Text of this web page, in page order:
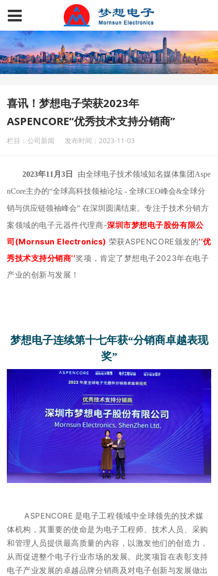
喜讯！梦想电子荣获2023年
ASPENCORE“优秀技术支持分销商”
栏目：公司新闻 发布时间：2023-11-03
2023年11 月3 日 由全球电子技术领域知名媒体集团 Aspe
nCore主办的“全球高科技领袖论坛 - 全球CEO峰会&全球分
销与供应链领袖峰会” 在深圳 圆满结束。 专注于技术分销方
案领域的电子元器件代理商-深圳市梦想电子股份有限公
司 (Mornsun Electronics) 荣获ASPENCORE颁发的‘’优
秀技术支持分销商‘’奖项 ，肯定了梦想电子2023年在电子
产业的创新与发展 ！
梦想电子连续第十七年获“分销商卓越表现
奖”
ASPENCORE 是电子工程领域中全球领先的技术媒
体机构 ，其重要的使命是为电子工程师、 技术 人 员 、 采购
和管理 人 员提供最高 质量的内容 ， 以激发他们的创造力 ，
从而促进整个电子行业市场的发展。 此奖项旨在表彰支持
电子产业发展的卓越品牌分销商及对电子创 新与发展做出